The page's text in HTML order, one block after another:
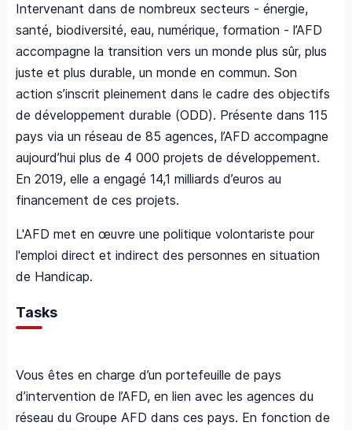
Intervenant dans de nombreux secteurs - énergie,
santé, biodiversité, eau, numérique, formation - l’AFD
accompagne la transition vers un monde plus sûr, plus
juste et plus durable, un monde en commun. Son
action s’inscrit pleinement dans le cadre des objectifs
de développement durable (ODD). Présente dans 115
pays via un réseau de 85 agences, l’AFD accompagne
aujourd’hui plus de 4 000 projets de développement.
En 2019, elle a engagé 14,1 milliards d’euros au
financement de ces projets.
L'AFD met en œuvre une politique volontariste pour
l'emploi direct et indirect des personnes en situation
de Handicap.
Tasks
Vous êtes en charge d’un portefeuille de pays
d’intervention de l’AFD, en lien avec les agences du
réseau du Groupe AFD dans ces pays. En fonction de